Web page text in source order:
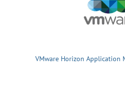
VMware Horizon Application